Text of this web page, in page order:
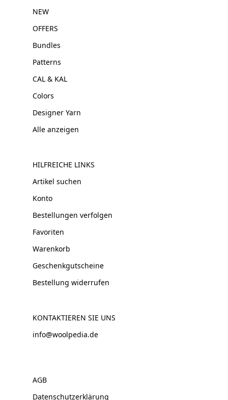
NEW
OFFERS
Bundles
Patterns
CAL & KAL
Colors
Designer Yarn
Alle anzeigen
HILFREICHE LINKS
Artikel suchen
Konto
Bestellungen verfolgen
Favoriten
Warenkorb
Geschenkgutscheine
Bestellung widerrufen
KONTAKTIEREN SIE UNS
info@woolpedia.de
AGB
Datenschutzerklärung